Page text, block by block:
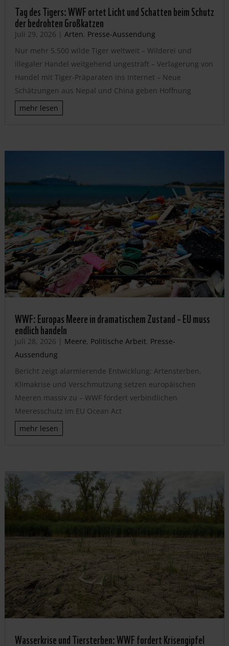
Tag des Tigers: WWF ortet Licht und Schatten beim Schutz
der bedrohten Großkatzen
Juli 29, 2026 | Arten, Presse-Aussendung
Nur mehr 5.500 wilde Tiger weltweit – Wilderei und
illegaler Handel weitgehend ungestraft – Verlagerung von
Handel mit Tiger-Präparaten ins Internet – Neue
Schätzungen aus Nepal und China geben Hoffnung
mehr lesen
WWF: Europas Meere in dramatischem Zustand – EU muss
endlich handeln
Juli 28, 2026 | Meere, Politische Arbeit, Presse-
Aussendung
Bericht zeigt alarmierende Entwicklung: Artensterben,
Klimakrise und Verschmutzung setzen europäischen
Meeren massiv zu – WWF fordert verbindlichen
Meeresschutz im EU Ocean Act
mehr lesen
Wasserkrise und Tiersterben: WWF fordert Krisengipfel